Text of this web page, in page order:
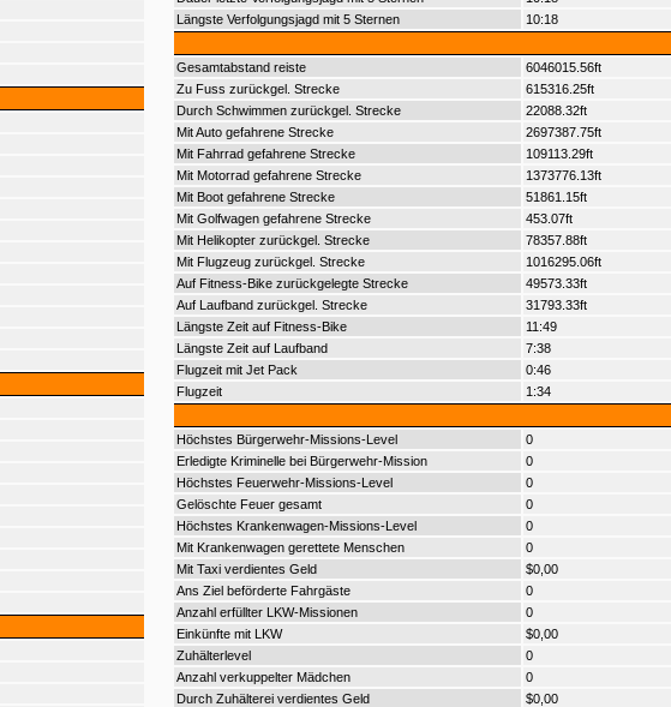
Längste Verfolgungsjagd mit 5 Sternen
10:18
Gesamtabstand reiste
6046015.56ft
Zu Fuss zurückgel. Strecke
615316.25ft
Durch Schwimmen zurückgel. Strecke
22088.32ft
Mit Auto gefahrene Strecke
2697387.75ft
Mit Fahrrad gefahrene Strecke
109113.29ft
Mit Motorrad gefahrene Strecke
1373776.13ft
Mit Boot gefahrene Strecke
51861.15ft
Mit Golfwagen gefahrene Strecke
453.07ft
Mit Helikopter zurückgel. Strecke
78357.88ft
Mit Flugzeug zurückgel. Strecke
1016295.06ft
Auf Fitness-Bike zurückgelegte Strecke
49573.33ft
Auf Laufband zurückgel. Strecke
31793.33ft
Längste Zeit auf Fitness-Bike
11:49
Längste Zeit auf Laufband
7:38
Flugzeit mit Jet Pack
0:46
Flugzeit
1:34
Höchstes Bürgerwehr-Missions-Level
0
Erledigte Kriminelle bei Bürgerwehr-Mission
0
Höchstes Feuerwehr-Missions-Level
0
Gelöschte Feuer gesamt
0
Höchstes Krankenwagen-Missions-Level
0
Mit Krankenwagen gerettete Menschen
0
Mit Taxi verdientes Geld
$0,00
Ans Ziel beförderte Fahrgäste
0
Anzahl erfüllter LKW-Missionen
0
Einkünfte mit LKW
$0,00
Zuhälterlevel
0
Anzahl verkuppelter Mädchen
0
Durch Zuhälterei verdientes Geld
$0,00